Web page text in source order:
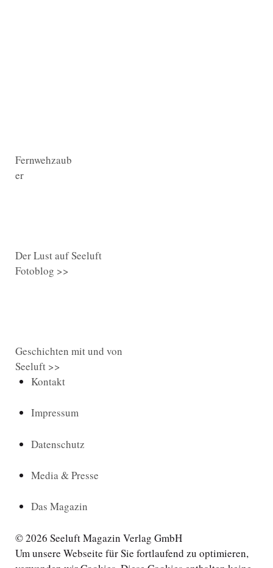
Fernwehzaub
er
Der Lust auf Seeluft
Fotoblog >>
Geschichten mit und von
Seeluft >>
Kontakt
Impressum
Datenschutz
Media & Presse
Das Magazin
© 2026 Seeluft Magazin Verlag GmbH
Um unsere Webseite für Sie fortlaufend zu optimieren,